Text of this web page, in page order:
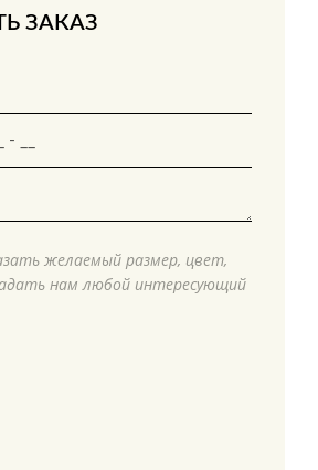
ЗАКАЗ
желаемый размер, цвет,
нам любой интересующий